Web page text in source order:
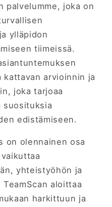
palvelumme, joka on
ylläpidon
tiimeissä.
kattavan arvioinnin ja
joka tarjoaa
suosituksia
edistämiseen.
on olennainen osa
yhteistyöhön ja
aloittaa
harkittuun ja